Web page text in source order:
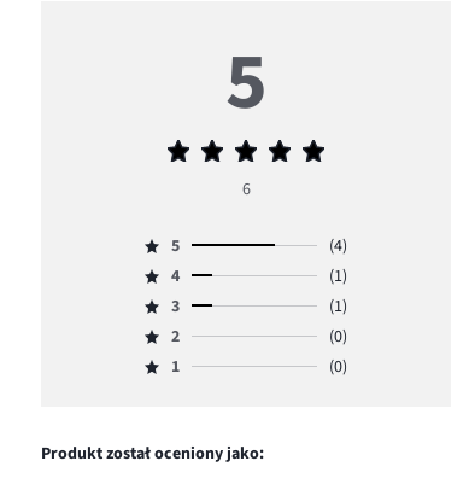
5
Średnia
5
6
Ocena
5,
ilość
głosów
5
(4)
Ocena
4,
ilość
głosów
4
(1)
Ocena
3,
ilość
3
(1)
Ocena
2,
0.
2
(0)
Ocena
głosów
1 (0)
Produkt został oceniony jako: